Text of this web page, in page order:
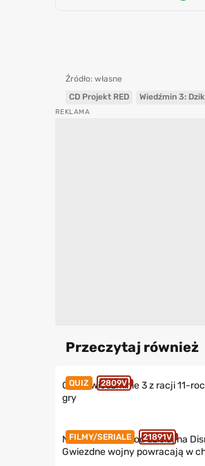
Źródło: własne
CD Projekt RED
Wiedźmin 3:
Przeczytaj również
QUIZ 2809V
Quiz o Wiedźminie 3 z racji 11-
gry
FILMY/SERIALE 21891V
Nowe Star Wars od dzisiaj na
Gwiezdne wojny powracają w